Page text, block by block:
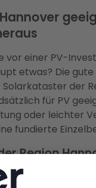
vor einer PV-
etwas? Die
Solarkataster der
für PV
oder leichter
fundierte
Region